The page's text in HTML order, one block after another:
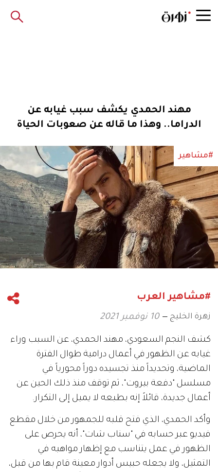
مهند الحمدي يكشف سبب غيابه عن
الدراما.. وهذا ما قاله عن صعوبات الحياة
#مشاهير
#مشاهير العرب
زهرة الخليج 10 نوفمبر 2021
كشف النجم السعودي، مهند الحمدي، عن السبب وراء
غيابه عن الظهور في أعمال درامية طوال الفترة
الماضية، وتحديداً منذ تجسيده دوراً محورياً في
مسلسل "دفعة بيروت"، ثم توقف منذ ذلك الحين عن
أعمال جديدة، قائلاً إنه بطبعه لا يميل إلى التكرار.
وأكد الحمدي، الذي فتح قلبه للجمهور من خلال مقطع
فيديو عبر حسابه في "سناب شات"، أنه يحرص على
الظهور في عمل يتناسب مع إظهار مواهبه في
التمثيل، ولا يجعله حبيس أدوار معينة قام بها من قبل،